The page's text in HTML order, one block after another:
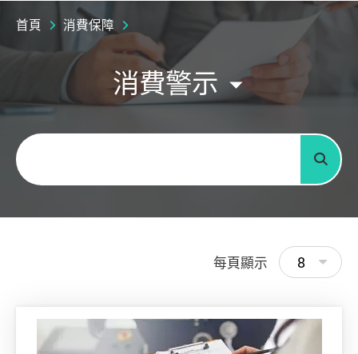
首頁 消費保障
消費警示
關鍵字
搜尋
每頁顯示 8